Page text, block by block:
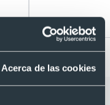
Acerca de las cookies